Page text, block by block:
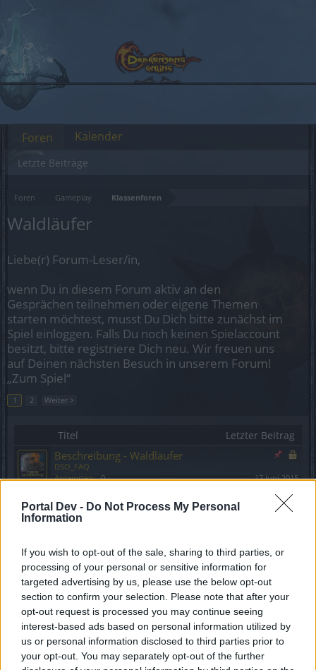
Portal Dev - Do Not Process My Personal
Information
If you wish to opt-out of the sale, sharing to third parties, or
processing of your personal or sensitive information for
targeted advertising by us, please use the below opt-out
section to confirm your selection. Please note that after your
opt-out request is processed you may continue seeing
interest-based ads based on personal information utilized by
us or personal information disclosed to third parties prior to
your opt-out. You may separately opt-out of the further
Foren Gameplay Klassenforen
Waldläufer
Liebe(r) Forum-Leser/in,
wenn Du in diesem Forum aktiv an den
Gesprächen teilnehmen oder eigene Themen
starten möchtest, musst Du Dich bitte zunächst im
Spiel einloggen. Falls Du noch keinen Spielaccount
besitzt, bitte registriere Dich neu. Wir freuen uns
auf Deinen nächsten Besuch in unserem Forum!
„Zum Spiel“
1 2 Weiter >
Titel Letzter Beitrag
Beschreibung - Waldläufer
DSO_FAQ
Antworten: 0 17 Juni 2015
xEthnic ... 152 153 154
Antworten:
Antworten: 4 21 Oktober 2024
Was benutzt ihr vom Dragan-Set?
Thorgal12
Antworten:
2 30 Mai 2023
Bug: Todesstoß verschwindet nach
hineinziehen
reini1801
Explosionstreffer
Foren
Letzte Beiträge
Kalender